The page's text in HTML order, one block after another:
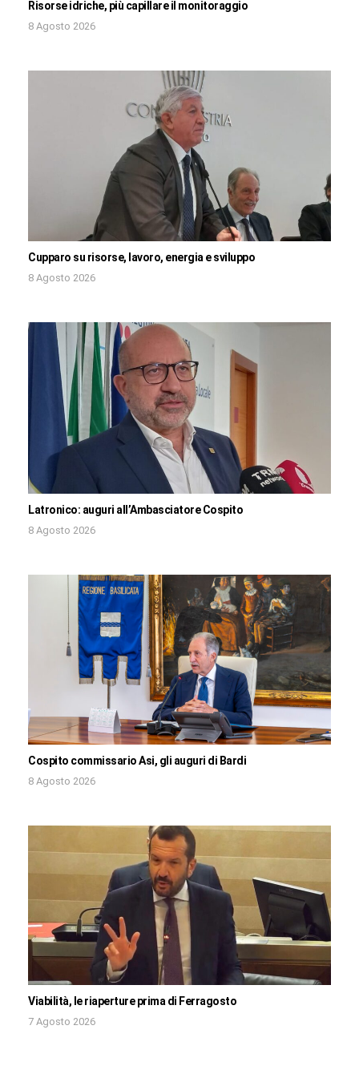
Risorse idriche, più capillare il monitoraggio
8 Agosto 2026
Cupparo su risorse, lavoro, energia e sviluppo
8 Agosto 2026
Latronico: auguri all’Ambasciatore Cospito
8 Agosto 2026
Cospito commissario Asi, gli auguri di Bardi
8 Agosto 2026
Viabilità, le riaperture prima di Ferragosto
7 Agosto 2026